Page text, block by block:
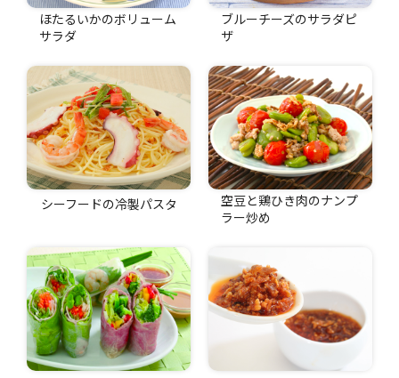
ほたるいかのボリューム
サラダ
ブルーチーズのサラダピ
ザ
シーフードの冷製パスタ
空豆と鶏ひき肉のナンプ
ラー炒め